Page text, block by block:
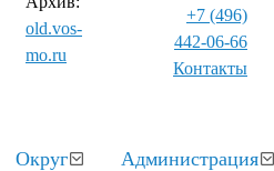
old.vos-
mo.ru
+7 (496)
442-06-66
Контакты⁠
Округ Администрация